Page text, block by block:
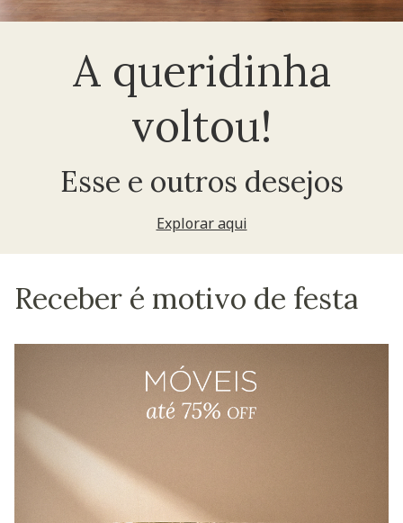
A queridinha
voltou!
Esse e outros desejos
Explorar aqui
Receber é motivo de festa